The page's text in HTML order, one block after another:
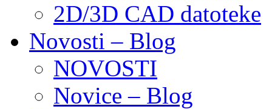
2D/3D CAD datoteke
Novosti – Blog
NOVOSTI
Novice – Blog